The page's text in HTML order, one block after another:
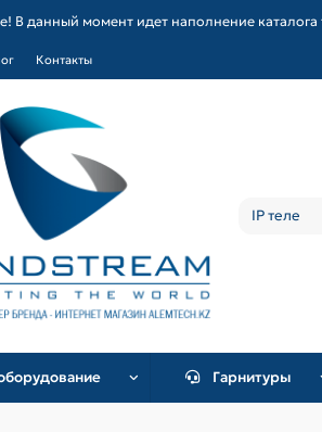
В данный момент идет наполнение
Контакты
Гарнитуры